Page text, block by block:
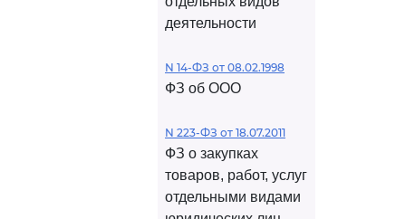
деятельности
N 14-ФЗ от 08.02.1998
ФЗ об ООО
N 223-ФЗ от 18.07.2011
ФЗ о закупках
товаров, работ, услуг
отдельными видами